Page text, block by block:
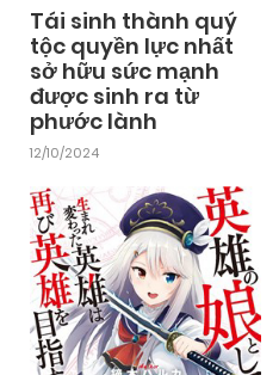
Tái sinh thành quý
tộc quyền lực nhất
sở hữu sức mạnh
được sinh ra từ
phước lành
12/10/2024